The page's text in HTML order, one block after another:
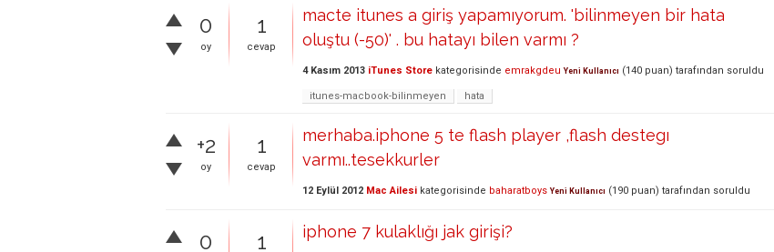
0
oy
1
cevap
macte itunes a giriş yapamıyorum. 'bilinmeyen bir hata
oluştu (-50)' . bu hatayı bilen varmı ?
4 Kasım 2013 iTunes Store kategorisinde emrakgdeu Yeni Kullanıcı (140 puan) tarafından soruldu
itunes-macbook-bilinmeyen hata
+2
oy
1
cevap
merhaba.iphone 5 te flash player ,flash destegı
varmı..tesekkurler
12 Eylül 2012 Mac Ailesi kategorisinde baharatboys Yeni Kullanıcı (190 puan) tarafından soruldu
0 1 iphone 7 kulaklığı jak girişi?